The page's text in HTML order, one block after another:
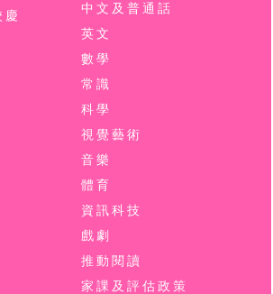
慶
中文及普通話
英文
數學
常識
科學
視覺藝術
音樂
體育
資訊科技
戲劇
推動閱讀
家課及評估政策